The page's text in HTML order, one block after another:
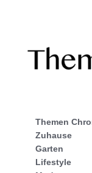
Themen
Zuhause
Garten
Lifestyle